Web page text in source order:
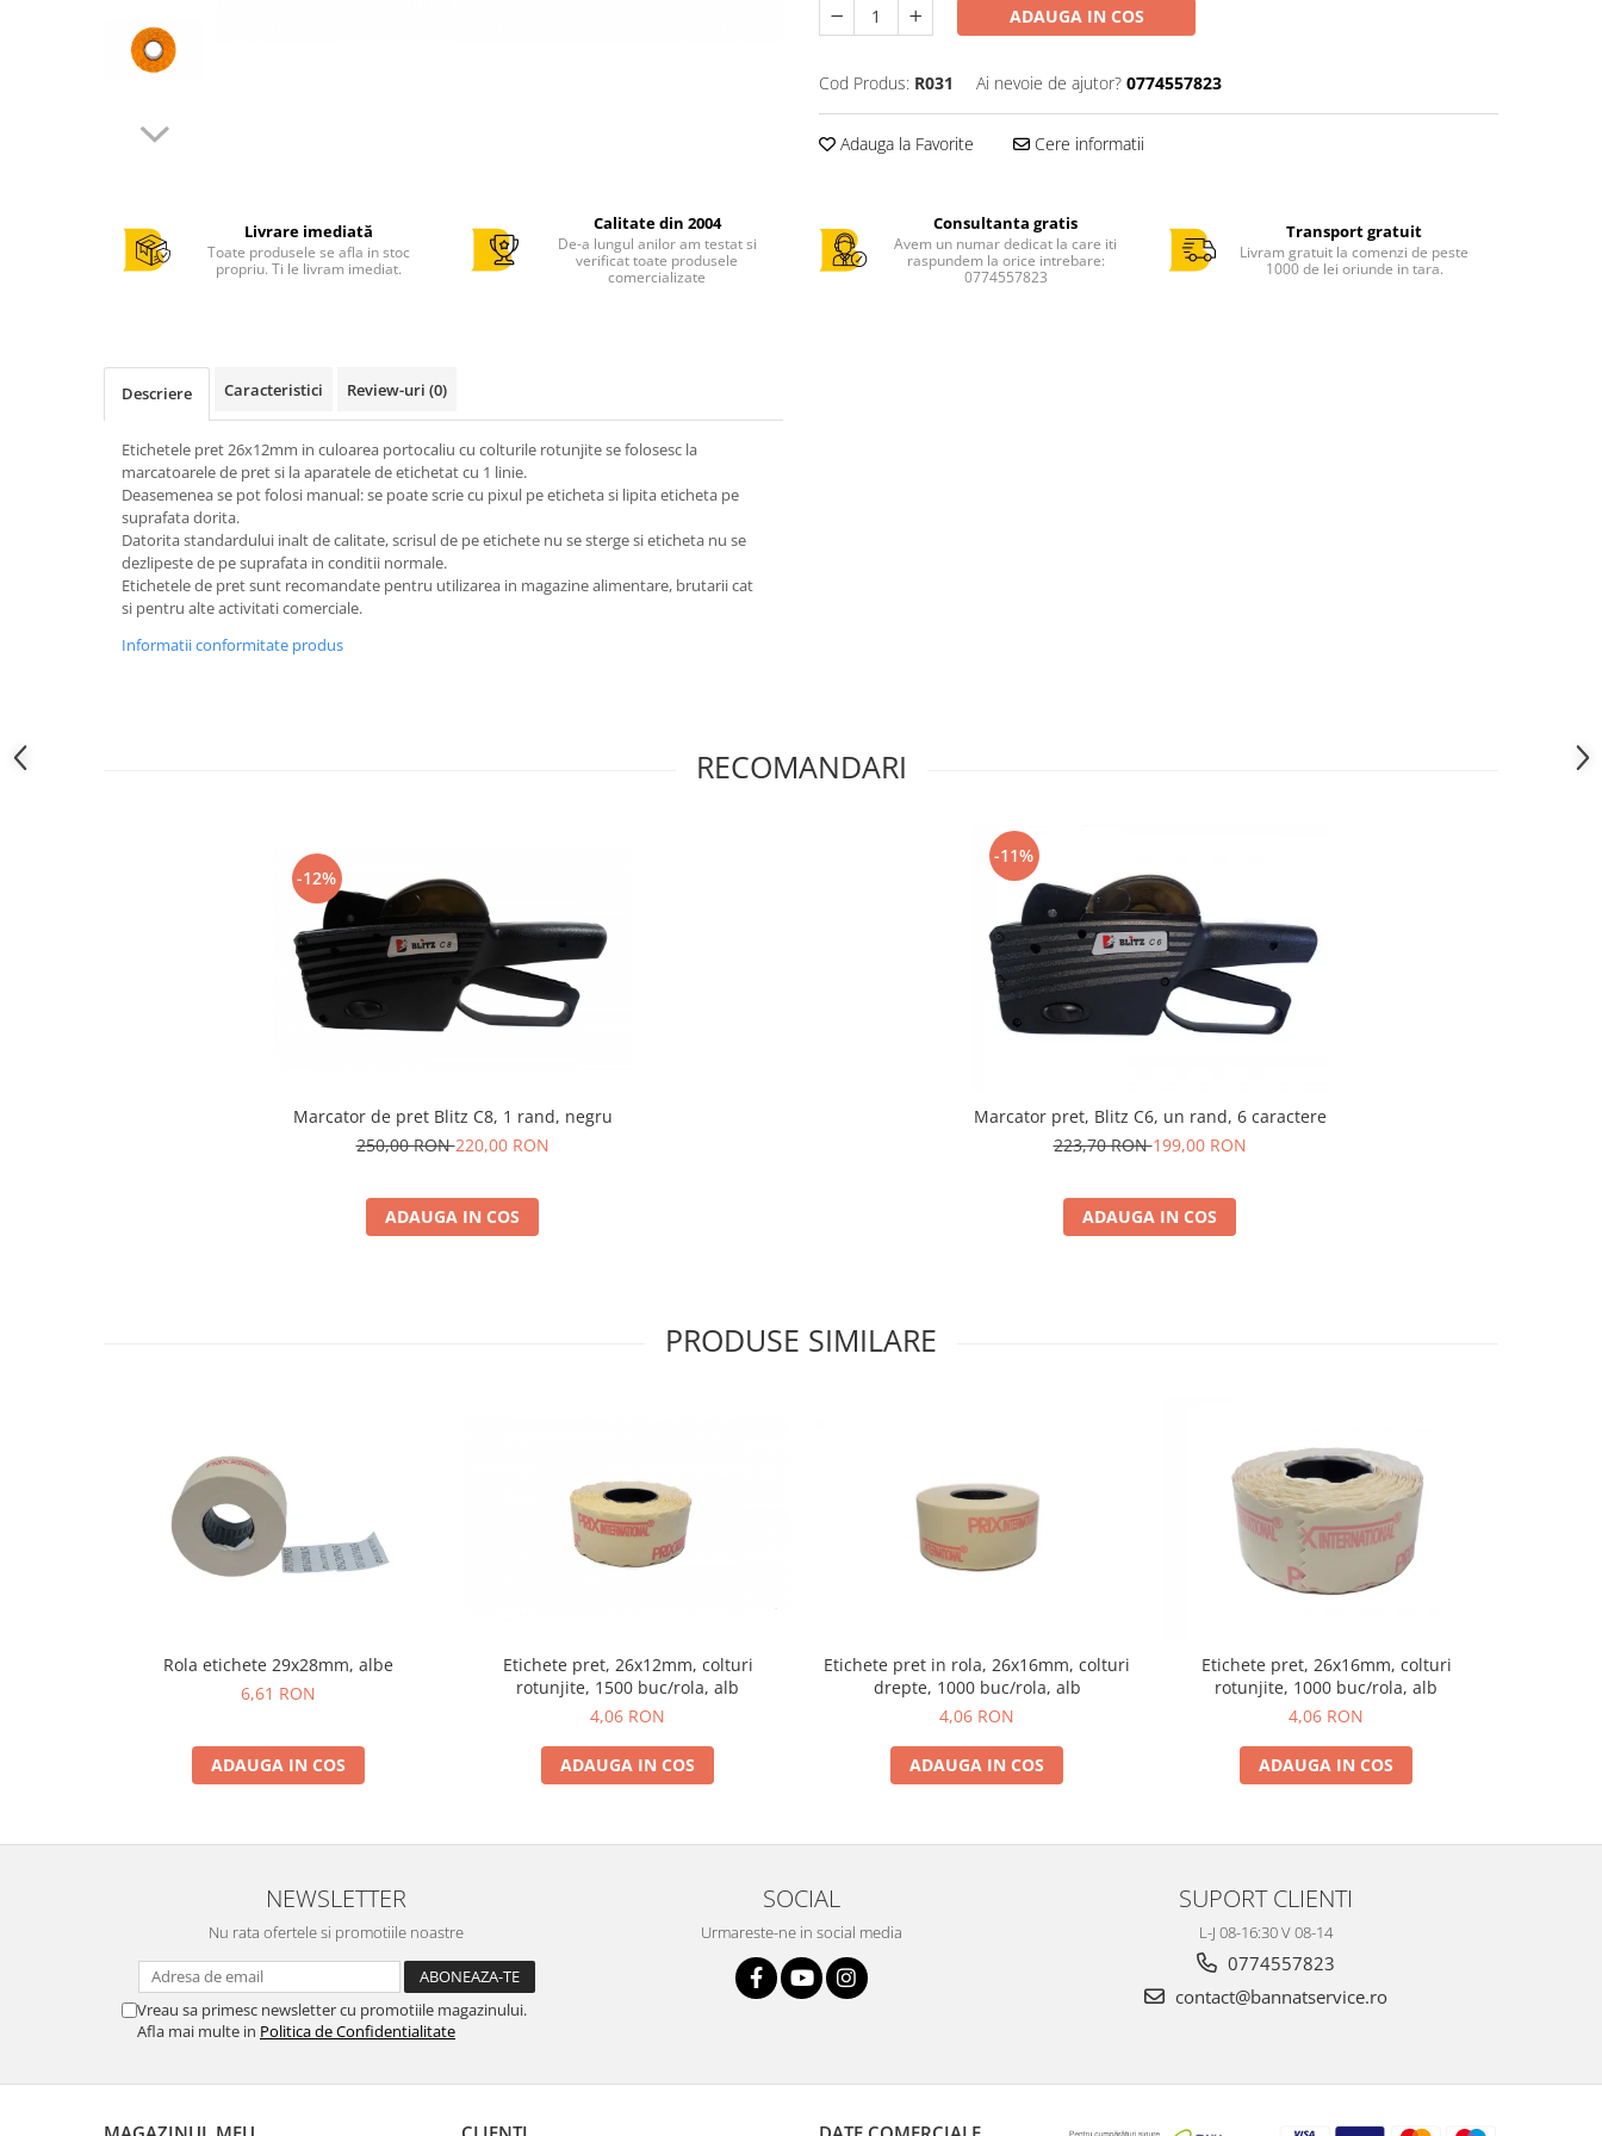
Cantar de verificare
Cantar cu numarare
Cabluri conectare cantare la case
de marcat si PC
Imprimanta bonuri - comenzi
POS - Calculator , monitor
Calculator desktop
Monitor touchscreen
All in one ANDROID
Birotica
ADAUGA IN COS
Cod Produs: R031 Ai nevoie de ajutor? 0774557823
Adauga la Favorite Cere informatii
Livrare imediată
Toate produsele se afla in stoc
propriu. Ti le livram imediat.
Calitate din 2004
De-a lungul anilor am testat si
verificat toate produsele
comercializate
Consultanta gratis
Avem un numar dedicat la care iti
raspundem la orice intrebare:
0774557823
Transport gratuit
Livram gratuit la comenzi de peste
1000 de lei oriunde in tara.
Descriere Caracteristici Review-uri (0)
Etichetele pret 26x12mm in culoarea portocaliu cu colturile rotunjite se folosesc la
marcatoarele de pret si la aparatele de etichetat cu 1 linie.
Deasemenea se pot folosi manual: se poate scrie cu pixul pe eticheta si lipita eticheta pe
suprafata dorita.
Datorita standardului inalt de calitate, scrisul de pe etichete nu se sterge si eticheta nu se
dezlipeste de pe suprafata in conditii normale.
Etichetele de pret sunt recomandate pentru utilizarea in magazine alimentare, brutarii cat
si pentru alte activitati comerciale.
Informatii conformitate produs
RECOMANDARI
-12%
Marcator de pret Blitz C8, 1 rand, negru
250,00 RON220,00 RON
ADAUGA IN COS
-11%
Marcator pret, Blitz C6, un rand, 6 caractere
223,70 RON199,00 RON
ADAUGA IN COS
PRODUSE SIMILARE
Rola etichete 29x28mm, albe
6,61 RON
ADAUGA IN COS
Etichete pret, 26x12mm, colturi
rotunjite, 1500 buc/rola, alb
4,06 RON
ADAUGA IN COS
Etichete pret in rola, 26x16mm, colturi
drepte, 1000 buc/rola, alb
4,06 RON
ADAUGA IN COS
Etichete pret, 26x16mm, colturi
rotunjite, 1000 buc/rola, alb
4,06 RON
ADAUGA IN COS
NEWSLETTER
Nu rata ofertele si promotiile noastre
Vreau sa primesc newsletter cu promotiile magazinului.
Afla mai multe in Politica de Confidentialitate
SOCIAL
Urmareste-ne in social media
SUPORT CLIENTI
L-J 08-16:30 V 08-14
0774557823
contact@bannatservice.ro